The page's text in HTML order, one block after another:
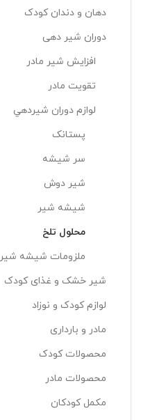
دهان و دندان کودک
دوران شیر دهی
افزایش شير مادر
تقويت مادر
لوازم دوران شيردهي
پستانک
سر شيشه
شير دوش
شيشه شير
محلول تلخ
ملزومات شيشه شير
شیر خشک و غذای کودک
لوازم کودک و نوزاد
مادر و بارداری
محصولات کودک
محصولات مادر
مکمل کودکان